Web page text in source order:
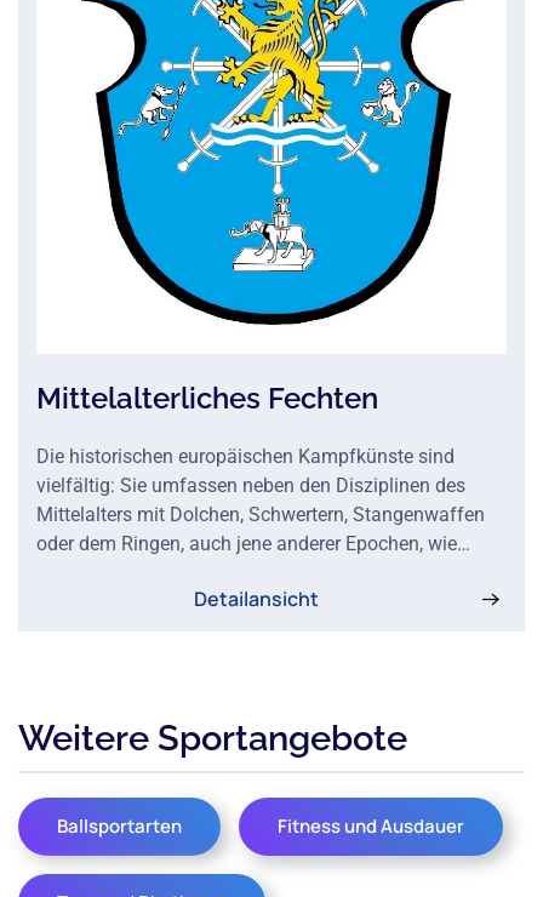
Mittelalterliches Fechten
Die historischen europäischen Kampfkünste sind
vielfältig: Sie umfassen neben den Disziplinen des
Mittelalters mit Dolchen, Schwertern, Stangenwaffen
oder dem Ringen, auch jene anderer Epochen, wie…
Detailansicht
Weitere Sportangebote
Ballsportarten Fitness und Ausdauer